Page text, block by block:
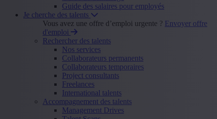
Guide des salaires pour employés
Je cherche des talents
Vous avez une offre d’emploi urgente ? Envoyer offre
d'emploi
Rechercher des talents
Nos services
Collaborateurs permanents
Collaborateurs temporaires
Project consultants
Freelances
International talents
Accompagnement des talents
Management Drives